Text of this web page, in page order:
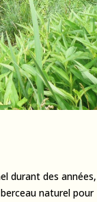
durant des années,
naturel pour